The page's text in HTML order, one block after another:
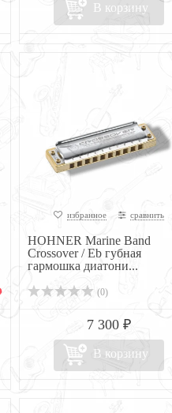
В корзину
избранное сравнить
HOHNER Marine Band
Crossover / Eb губная
гармошка диатони...
(0)
7 300 ₽
В корзину